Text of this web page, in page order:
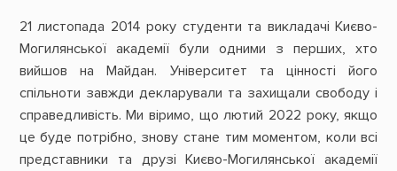
21 листопада 2014 року студенти та викладачі Києво-
Могилянської академії були одними з перших, хто
вийшов на Майдан. Університет та цінності його
спільноти завжди декларували та захищали свободу і
справедливість. Ми віримо, що лютий 2022 року, якщо
це буде потрібно, знову стане тим моментом, коли всі
представники та друзі Києво-Могилянської академії